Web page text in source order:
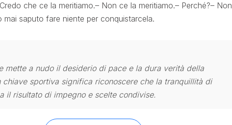
che ce la meritiamo.– Non ce la meritiamo.– Perché?– Non
mai saputo fare niente per conquistarcela.
mette a nudo il desiderio di pace e la dura verità della
sportiva significa riconoscere che la tranquillità di
il risultato di impegno e scelte condivise.